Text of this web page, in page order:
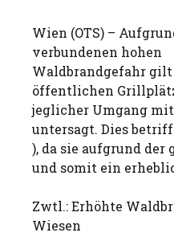
Wien (OTS) –
verbundenen hohen
Waldbrandgefahr
öffentlichen
jeglicher Umgang
untersagt. Dies
), da sie aufgrund
und somit ein
Zwtl.: Erhöhte
Wiesen